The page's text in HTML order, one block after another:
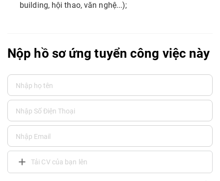
building, hội thao, văn nghệ...);
Nộp hồ sơ ứng tuyển công việc này
Tải CV của bạn lên